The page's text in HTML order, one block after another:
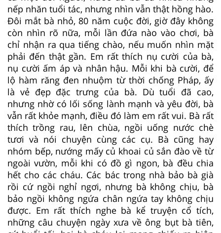
nếp nhăn tuổi tác, nhưng nhìn vẫn thật hồng hào.
Đôi mắt bà nhỏ, 80 năm cuộc đời, giờ đây không
còn nhìn rõ nữa, mỗi lần đứa nào vào chơi, bà
chỉ nhận ra qua tiếng chào, nếu muốn nhìn mặt
phải đến thật gần. Em rất thích nụ cười của bà,
nụ cười ấm áp và nhân hậu. Mỗi khi bà cười, để
lộ hàm răng đen nhuộm từ thời chống Pháp, ấy
là vẻ đẹp đặc trưng của bà. Dù tuổi đã cao,
nhưng nhờ có lối sống lành mạnh và yêu đời, bà
vẫn rất khỏe mạnh, điều đó làm em rất vui. Bà rất
thích trồng rau, lên chùa, ngồi uống nước chè
tươi và nói chuyện cùng các cụ. Bà cũng hay
nhóm bếp, nướng mấy củ khoai củ sắn đào về từ
ngoài vườn, mỗi khi có đồ gì ngon, bà đều chia
hết cho các cháu. Các bác trong nhà bảo bà già
rồi cứ ngồi nghỉ ngơi, nhưng bà không chịu, bà
bảo ngồi không ngứa chân ngứa tay không chịu
được. Em rất thích nghe bà kể truyện cổ tích,
những câu chuyện ngày xưa về ông bụt bà tiên,